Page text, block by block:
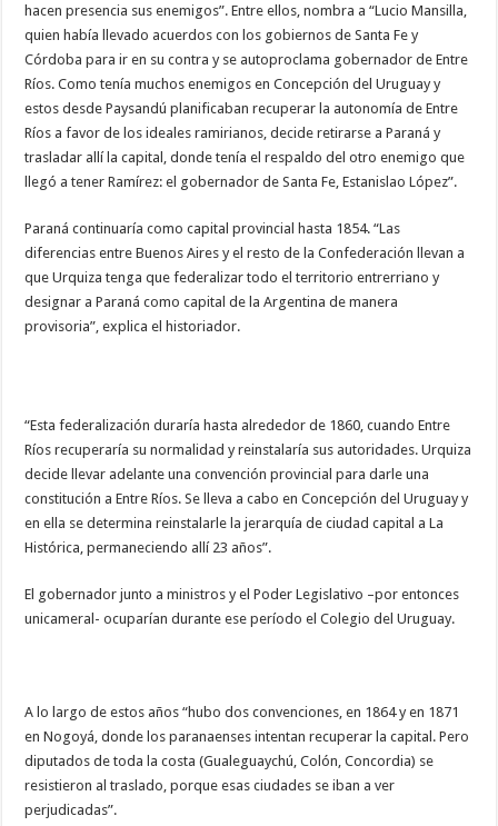
hacen presencia sus enemigos”. Entre ellos, nombra a “Lucio Mansilla,
quien había llevado acuerdos con los gobiernos de Santa Fe y
Córdoba para ir en su contra y se autoproclama gobernador de Entre
Ríos. Como tenía muchos enemigos en Concepción del Uruguay y
estos desde Paysandú planificaban recuperar la autonomía de Entre
Ríos a favor de los ideales ramirianos, decide retirarse a Paraná y
trasladar allí la capital, donde tenía el respaldo del otro enemigo que
llegó a tener Ramírez: el gobernador de Santa Fe, Estanislao López”.
Paraná continuaría como capital provincial hasta 1854. “Las
diferencias entre Buenos Aires y el resto de la Confederación llevan a
que Urquiza tenga que federalizar todo el territorio entrerriano y
designar a Paraná como capital de la Argentina de manera
provisoria”, explica el historiador.
“Esta federalización duraría hasta alrededor de 1860, cuando Entre
Ríos recuperaría su normalidad y reinstalaría sus autoridades. Urquiza
decide llevar adelante una convención provincial para darle una
constitución a Entre Ríos. Se lleva a cabo en Concepción del Uruguay y
en ella se determina reinstalarle la jerarquía de ciudad capital a La
Histórica, permaneciendo allí 23 años”.
El gobernador junto a ministros y el Poder Legislativo –por entonces
unicameral- ocuparían durante ese período el Colegio del Uruguay.
A lo largo de estos años “hubo dos convenciones, en 1864 y en 1871
en Nogoyá, donde los paranaenses intentan recuperar la capital. Pero
diputados de toda la costa (Gualeguaychú, Colón, Concordia) se
resistieron al traslado, porque esas ciudades se iban a ver
perjudicadas”.